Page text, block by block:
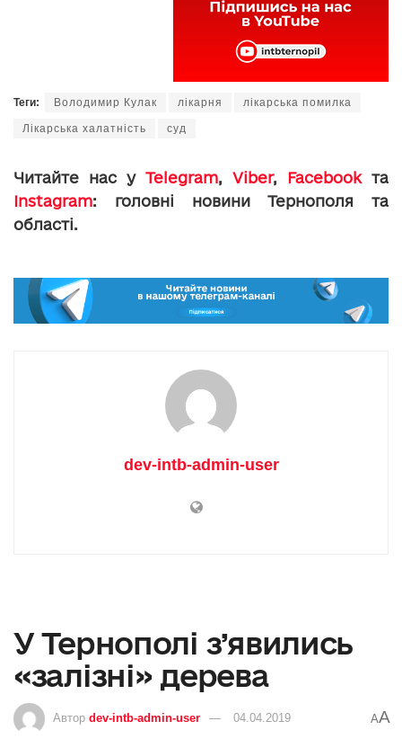
Теги: Володимир Кулак лікарня лікарська помилка
Лікарська халатність суд
Читайте нас у Telegram, Viber, Facebookта
Instagram: головні новини Тернополя та
області.
dev-intb-admin-user
У Тернополі з’явились
«залізні» дерева
Автор dev-intb-admin-user 04.04.2019 AA